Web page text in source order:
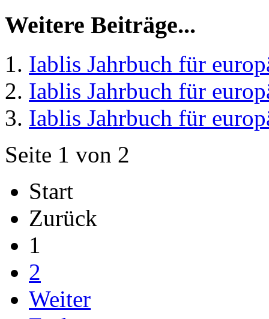
Weitere Beiträge...
Iablis Jahrbuch für
Iablis Jahrbuch für
Iablis Jahrbuch für
Seite 1 von 2
Start
Zurück
1
2
Weiter